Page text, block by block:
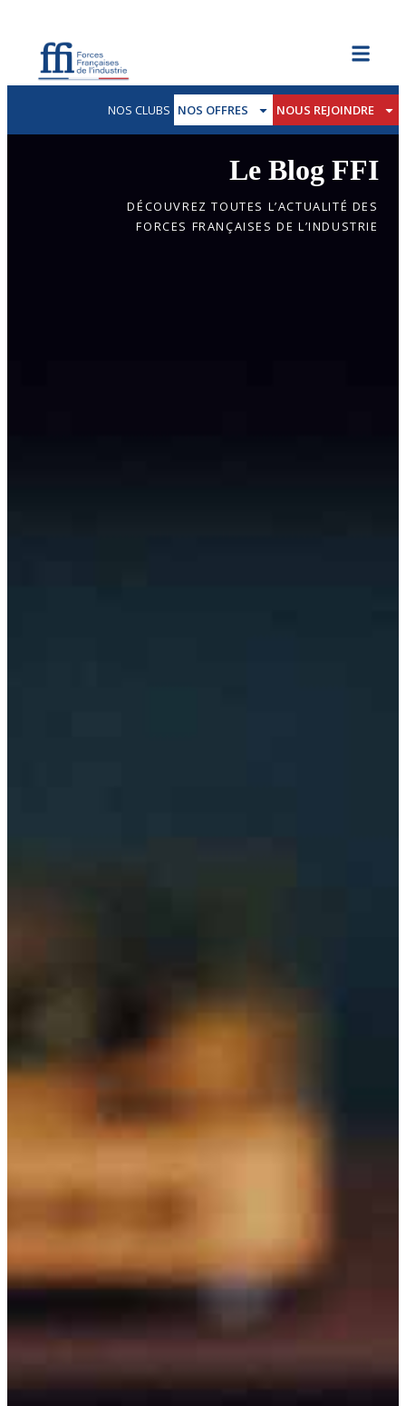
NOS CLUBS NOS OFFRES NOUS REJOINDRE
Le Blog FFI
DÉCOUVREZ TOUTES L’ACTUALITÉ DES
FORCES FRANÇAISES DE L’INDUSTRIE